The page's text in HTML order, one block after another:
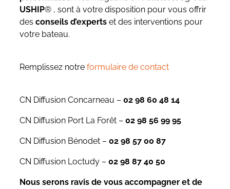
USHIP® , sont à votre disposition pour vous offrir
des conseils d’experts et des interventions pour
votre bateau.
Remplissez notre formulaire de contact
CN Diffusion Concarneau – 02 98 60 48 14
CN Diffusion Port La Forêt – 02 98 56 99 95
CN Diffusion Bénodet – 02 98 57 00 87
CN Diffusion Loctudy – 02 98 87 40 50
Nous serons ravis de vous accompagner et de